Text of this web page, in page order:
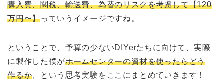
購入費、関税、輸送費、為替のリスクを考慮して【120
万円〜】っていうイメージですね。
ということで、予算の少ないDIYerたちに向けて、実際
に製作した僕がホームセンターの資材を使ったらどう
作るか、という思考実験をここにまとめていきます！